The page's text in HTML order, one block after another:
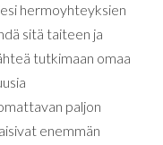
hermoyhteyksien
sitä taiteen ja
tutkimaan omaa
paljon
enemmän